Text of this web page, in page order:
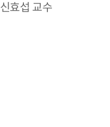
신효섭 교수